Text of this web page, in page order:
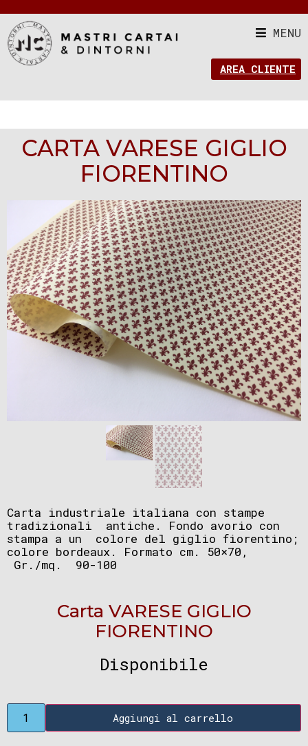
MENU
AREA CLIENTE
CARTA VARESE GIGLIO
FIORENTINO
Carta industriale italiana con stampe
tradizionali antiche. Fondo avorio con
stampa a un colore del giglio fiorentino;
colore bordeaux. Formato cm. 50×70,
Gr./mq. 90-100
Carta VARESE GIGLIO
FIORENTINO
Disponibile
Aggiungi al carrello